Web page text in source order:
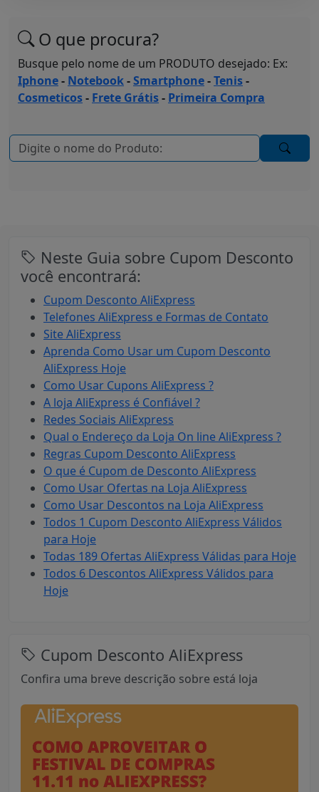
O que procura?
Busque pelo nome de um PRODUTO desejado: Ex:
Iphone- Notebook-Smartphone-Tenis-
Cosmeticos- Frete Grátis- Primeira Compra
Neste Guia sobre Cupom Desconto
você encontrará:
Cupom Desconto AliExpress
Telefones AliExpress e Formas de Contato
Site AliExpress
Aprenda Como Usar um Cupom Desconto
AliExpress Hoje
Como Usar Cupons AliExpress ?
A loja AliExpress é Confiável ?
Redes Sociais AliExpress
Qual o Endereço da Loja On line AliExpress ?
Regras Cupom Desconto AliExpress
O que é Cupom de Desconto AliExpress
Como Usar Ofertas na Loja AliExpress
Como Usar Descontos na Loja AliExpress
Todos 1 Cupom Desconto AliExpress Válidos
para Hoje
Todas 189 Ofertas AliExpress Válidas para Hoje
Todos 6 Descontos AliExpress Válidos para
Hoje
Cupom Desconto AliExpress
Confira uma breve descrição sobre está loja